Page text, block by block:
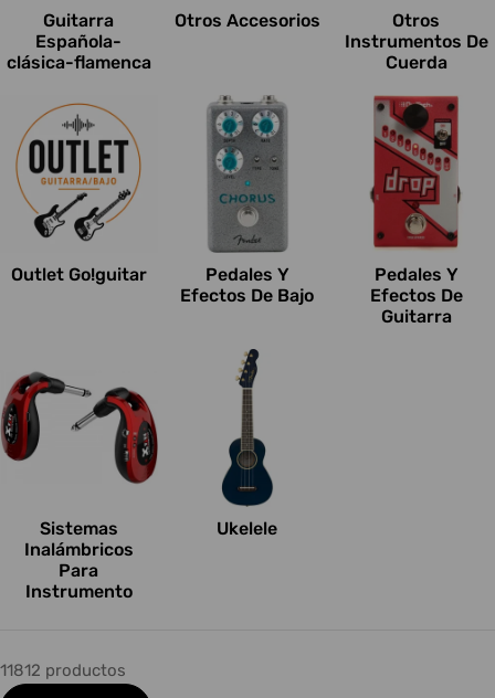
Guitarra
Española-
clásica-flamenca
Otros Accesorios
Otros
Instrumentos De
Cuerda
Outlet Go!guitar
Pedales Y
Efectos De Bajo
Pedales Y
Efectos De
Guitarra
Sistemas
Inalámbricos
Para
Instrumento
Ukelele
11812 productos